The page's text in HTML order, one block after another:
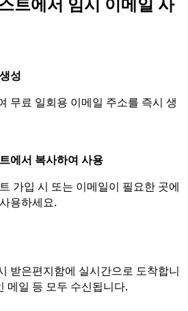
성
무료 일회용 이메일 주소를 즉시 생
에서 복사하여 사용
가입 시 또는 이메일이 필요한 곳에
용하세요.
받은편지함에 실시간으로 도착합니
메일 등 모두 수신됩니다.